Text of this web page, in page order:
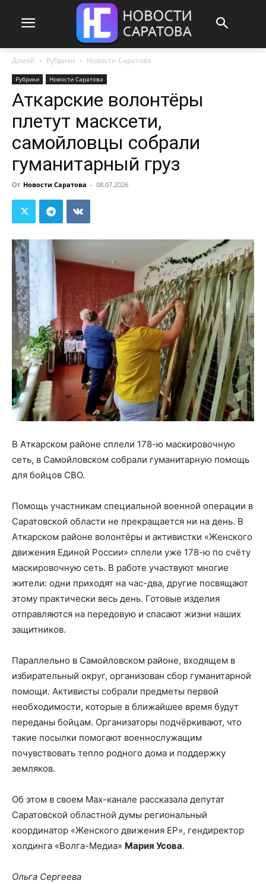
Домой Рубрики Новости Саратова
Рубрики Новости Саратова
Аткарские волонтёры
плетут масксети,
самойловцы собрали
гуманитарный груз
От Новости Саратова - 08.07.2026
В Аткарском районе сплели 178-ю маскировочную
сеть, в Самойловском собрали гуманитарную помощь
для бойцов СВО.
Помощь участникам специальной военной операции в
Саратовской области не прекращается ни на день. В
Аткарском районе волонтёры и активистки «Женского
движения Единой России» сплели уже 178-ю по счёту
маскировочную сеть. В работе участвуют многие
жители: одни приходят на час-два, другие посвящают
этому практически весь день. Готовые изделия
отправляются на передовую и спасают жизни наших
защитников.
Параллельно в Самойловском районе, входящем в
избирательный округ, организован сбор гуманитарной
помощи. Активисты собрали предметы первой
необходимости, которые в ближайшее время будут
переданы бойцам. Организаторы подчёркивают, что
такие посылки помогают военнослужащим
почувствовать тепло родного дома и поддержку
земляков.
Об этом в своем Мах-канале рассказала депутат
Саратовской областной думы региональный
координатор «Женского движения ЕР», гендиректор
холдинга «Волга-Медиа» Мария Усова.
Ольга Сергеева